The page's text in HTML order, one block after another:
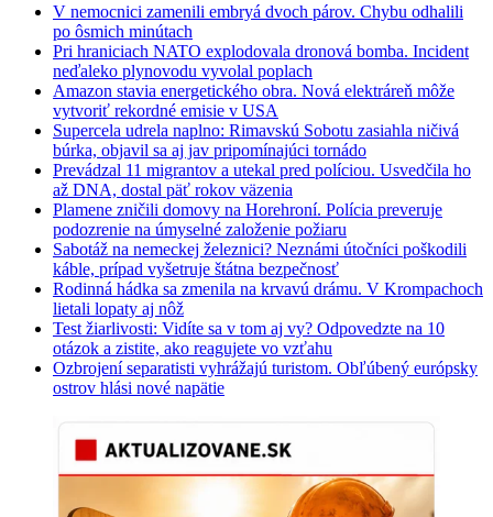
V nemocnici zamenili embryá dvoch párov. Chybu odhalili
po ôsmich minútach
Pri hraniciach NATO explodovala dronová bomba. Incident
neďaleko plynovodu vyvolal poplach
Amazon stavia energetického obra. Nová elektráreň môže
vytvoriť rekordné emisie v USA
Supercela udrela naplno: Rimavskú Sobotu zasiahla ničivá
búrka, objavil sa aj jav pripomínajúci tornádo
Prevádzal 11 migrantov a utekal pred políciou. Usvedčila ho
až DNA, dostal päť rokov väzenia
Plamene zničili domovy na Horehroní. Polícia preveruje
podozrenie na úmyselné založenie požiaru
Sabotáž na nemeckej železnici? Neznámi útočníci poškodili
káble, prípad vyšetruje štátna bezpečnosť
Rodinná hádka sa zmenila na krvavú drámu. V Krompachoch
lietali lopaty aj nôž
Test žiarlivosti: Vidíte sa v tom aj vy? Odpovedzte na 10
otázok a zistite, ako reagujete vo vzťahu
Ozbrojení separatisti vyhrážajú turistom. Obľúbený európsky
ostrov hlási nové napätie